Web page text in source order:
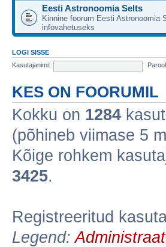
Eesti Astronoomia Selts
Kinnine foorum Eesti
infovahetuseks
LOGI SISSE
Kasutajanimi:
KES ON FOORUMIL
Kokku on 1284
(põhineb viimase 5
Kõige rohkem
3425.
Registreeritud
Legend: